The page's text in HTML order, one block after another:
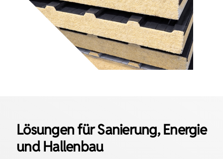
Lösungen für Sanierung, Energie
und Hallenbau